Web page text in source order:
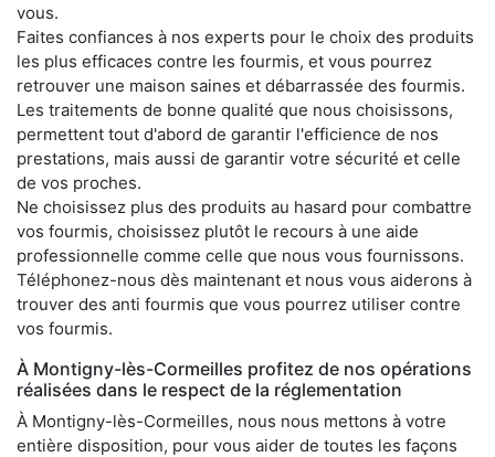
vous.
Faites confiances à nos experts pour le choix des produits
les plus efficaces contre les fourmis, et vous pourrez
retrouver une maison saines et débarrassée des fourmis.
Les traitements de bonne qualité que nous choisissons,
permettent tout d'abord de garantir l'efficience de nos
prestations, mais aussi de garantir votre sécurité et celle
de vos proches.
Ne choisissez plus des produits au hasard pour combattre
vos fourmis, choisissez plutôt le recours à une aide
professionnelle comme celle que nous vous fournissons.
Téléphonez-nous dès maintenant et nous vous aiderons à
trouver des anti fourmis que vous pourrez utiliser contre
vos fourmis.
À Montigny-lès-Cormeilles profitez de nos opérations
réalisées dans le respect de la réglementation
À Montigny-lès-Cormeilles, nous nous mettons à votre
entière disposition, pour vous aider de toutes les façons